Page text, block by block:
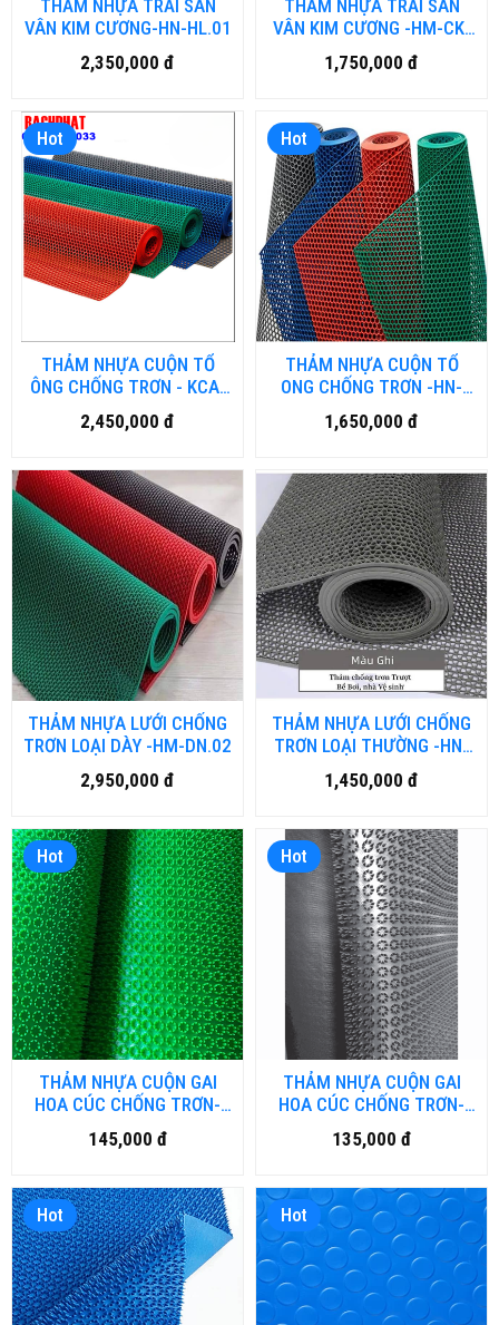
THẢM NHỰA TRẢI SÀN
VÂN KIM CƯƠNG-HN-HL.01
2,350,000 đ
THẢM NHỰA TRẢI SÀN
VÂN KIM CƯƠNG -HM-CK-
01
1,750,000 đ
Hot
THẢM NHỰA CUỘN TỔ
ÔNG CHỐNG TRƠN - KCA-
HM-DN.01
2,450,000 đ
Hot
THẢM NHỰA CUỘN TỔ
ONG CHỐNG TRƠN -HN-
NH-DN.01
1,650,000 đ
THẢM NHỰA LƯỚI CHỐNG
TRƠN LOẠI DÀY -HM-DN.02
2,950,000 đ
THẢM NHỰA LƯỚI CHỐNG
TRƠN LOẠI THƯỜNG -HN-
DN.01
1,450,000 đ
Hot
THẢM NHỰA CUỘN GAI
HOA CÚC CHỐNG TRƠN-
DN.01
145,000 đ
Hot
THẢM NHỰA CUỘN GAI
HOA CÚC CHỐNG TRƠN-
HN.DN
135,000 đ
Hot Hot